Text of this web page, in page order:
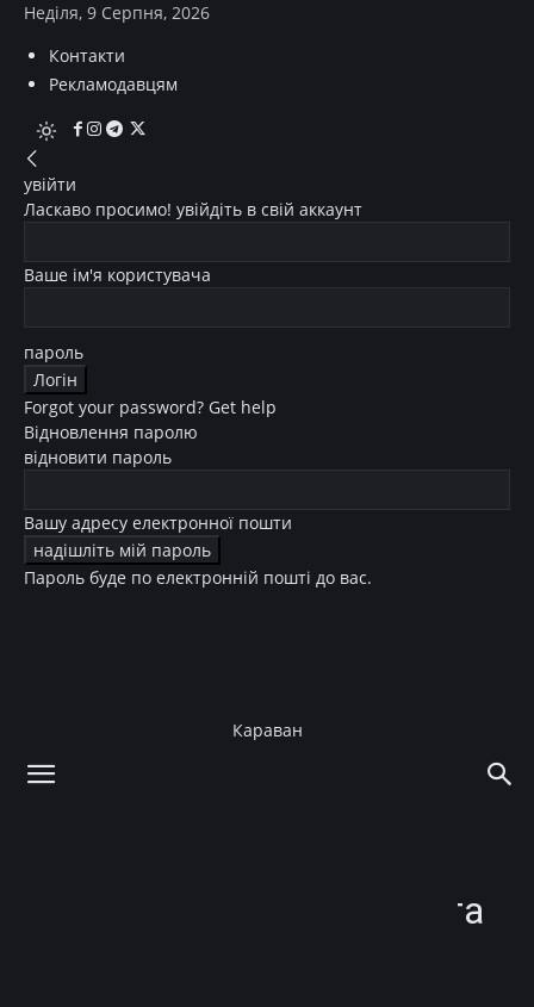
Неділя, 9 Серпня, 2026
Контакти
Рекламодавцям
увійти
Ласкаво просимо! увійдіть в свій аккаунт
Ваше ім'я користувача
пароль
Forgot your password? Get help
Відновлення паролю
відновити пароль
Вашу адресу електронної пошти
Пароль буде по електронній пошті до вас.
Караван
Шість кутюрних суконь та